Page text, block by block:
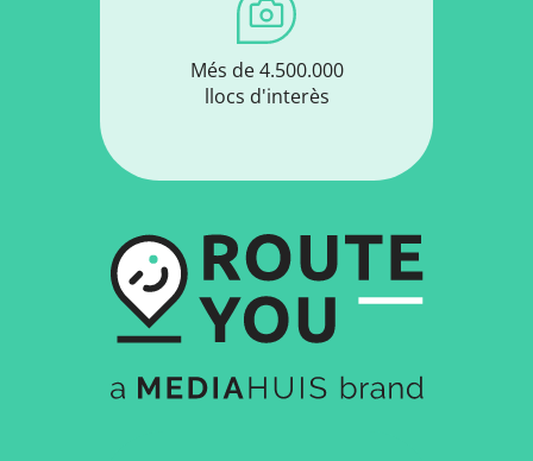
Més de 4.500.000
llocs d'interès